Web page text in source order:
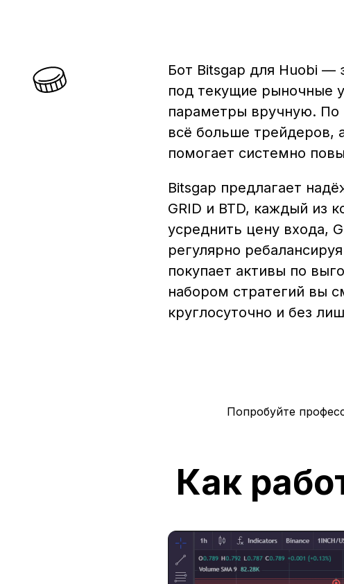
Бот Bitsgap для Huobi —
под текущие рыночные
параметры вручную. По
всё больше трейдеров,
помогает системно
Bitsgap предлагает
GRID и BTD, каждый из
усреднить цену входа,
регулярно
покупает активы по
набором стратегий вы
круглосуточно и без
Попробуйте
Как